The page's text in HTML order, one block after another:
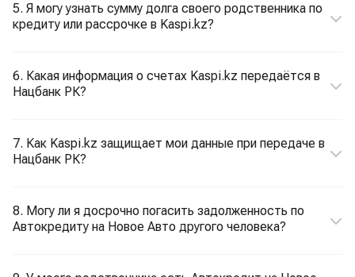
5. Я могу узнать сумму долга своего родственника по
кредиту или рассрочке в Kaspi.kz?
6. Какая информация о счетах Kaspi.kz передаётся в
Нацбанк РК?
7. Как Kaspi.kz защищает мои данные при передаче в
Нацбанк РК?
8. Могу ли я досрочно погасить задолженность по
Автокредиту на Новое Авто другого человека?